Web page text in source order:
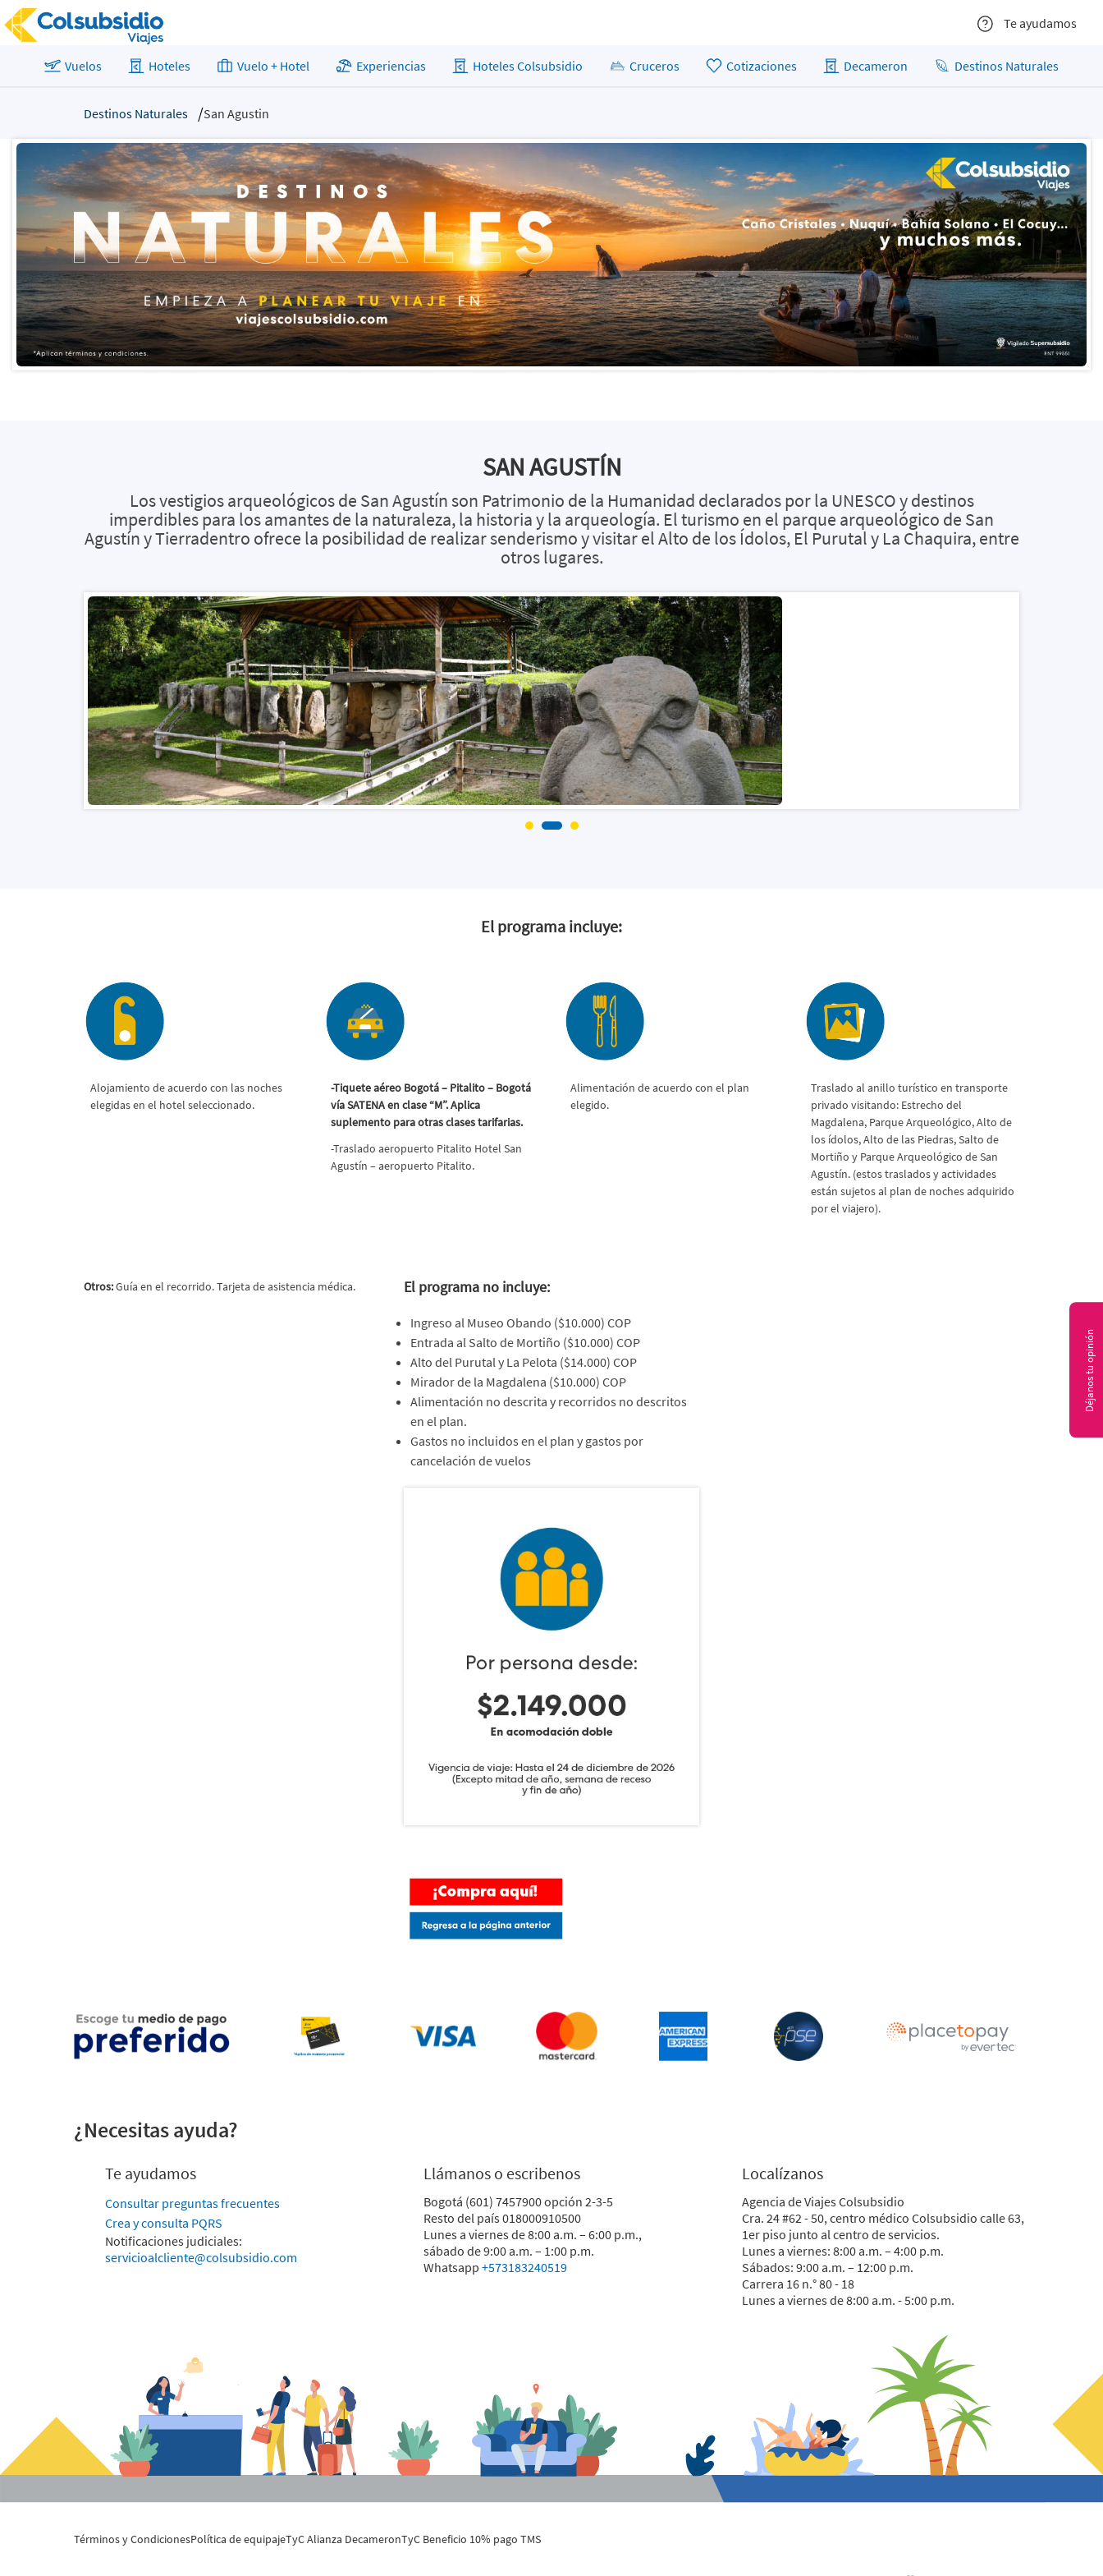
Te ayudamos
Vuelos Hoteles Vuelo + Hotel Experiencias Hoteles Colsubsidio Cruceros Cotizaciones Decameron Destinos Naturales
Destinos Naturales San Agustin
SAN AGUSTÍN
Los vestigios arqueológicos de San Agustín son Patrimonio de la Humanidad declarados por la UNESCO y destinos
imperdibles para los amantes de la naturaleza, la historia y la arqueología. El turismo en el parque arqueológico de San
Agustín y Tierradentro ofrece la posibilidad de realizar senderismo y visitar el Alto de los Ídolos, El Purutal y La Chaquira, entre
otros lugares.
El programa incluye:
Alojamiento de acuerdo con las noches
elegidas en el hotel seleccionado.
-Tiquete aéreo Bogotá – Pitalito – Bogotá
vía SATENA en clase “M”. Aplica
suplemento para otras clases tarifarias.
-Traslado aeropuerto Pitalito Hotel San
Agustín – aeropuerto Pitalito.
Alimentación de acuerdo con el plan
elegido.
Traslado al anillo turístico en transporte
privado visitando: Estrecho del
Magdalena, Parque Arqueológico, Alto de
los ídolos, Alto de las Piedras, Salto de
Mortiño y Parque Arqueológico de San
Agustín. (estos traslados y actividades
están sujetos al plan de noches adquirido
por el viajero).
Otros:Guía en el recorrido. Tarjeta de asistencia médica. El programa no incluye:
Ingreso al Museo Obando ($10.000) COP
Entrada al Salto de Mortiño ($10.000) COP
Alto del Purutal y La Pelota ($14.000) COP
Mirador de la Magdalena ($10.000) COP
Alimentación no descrita y recorridos no descritos
en el plan.
Gastos no incluidos en el plan y gastos por
cancelación de vuelos
¿Necesitas ayuda?
Te ayudamos
Consultar preguntas frecuentes
Crea y consulta PQRS
Notificaciones judiciales:
servicioalcliente@colsubsidio.com
Llámanos o escribenos
Bogotá (601) 7457900 opción 2-3-5
Resto del país 018000910500
Lunes a viernes de 8:00 a.m. – 6:00 p.m.,
sábado de 9:00 a.m. – 1:00 p.m.
Whatsapp +573183240519
Localízanos
Agencia de Viajes Colsubsidio
Cra. 24 #62 - 50, centro médico Colsubsidio calle 63,
1er piso junto al centro de servicios.
Lunes a viernes: 8:00 a.m. – 4:00 p.m.
Sábados: 9:00 a.m. – 12:00 p.m.
Carrera 16 n.° 80 - 18
Lunes a viernes de 8:00 a.m. - 5:00 p.m.
Términos y CondicionesPolítica de equipajeTyC Alianza DecameronTyC Beneficio 10% pago TMS
Déjanos tu opinión